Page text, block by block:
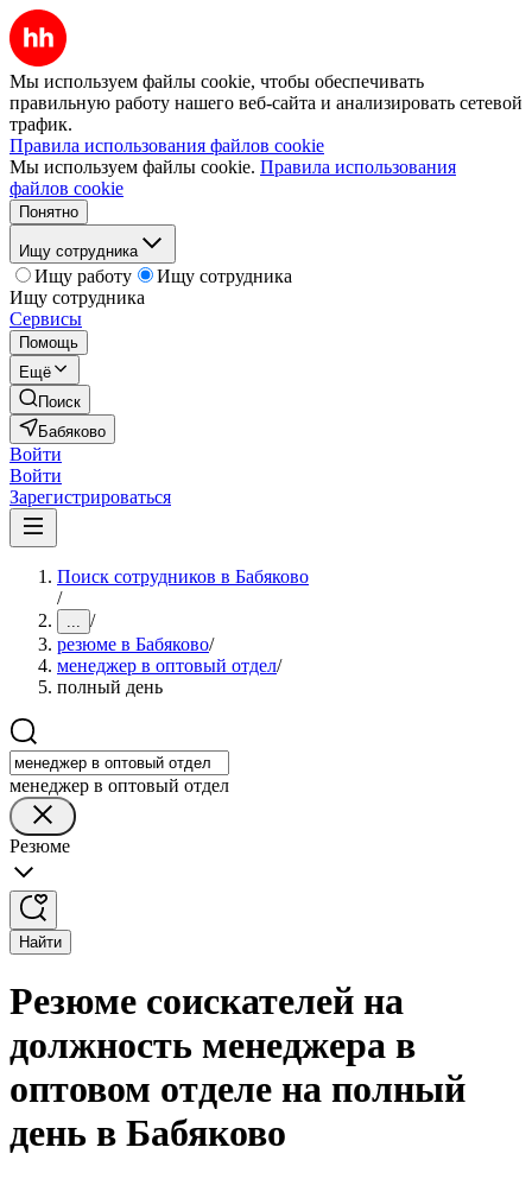
Мы используем файлы cookie, чтобы обеспечивать
правильную работу нашего веб-сайта и анализировать сетевой
трафик.
Правила использования файлов cookie
Мы используем файлы cookie. Правила использования
файлов cookie
Понятно
Ищу сотрудника
Ищу работу
Ищу сотрудника
Ищу сотрудника
Сервисы
Помощь
Ещё
Поиск
Бабяково
Войти
Войти
Зарегистрироваться
Поиск сотрудников в Бабяково
/
... /
резюме в Бабяково/
менеджер в оптовый отдел/
полный день
менеджер в оптовый отдел
Резюме
Найти
Резюме соискателей на
должность менеджера в
оптовом отделе на полный
день в Бабяково